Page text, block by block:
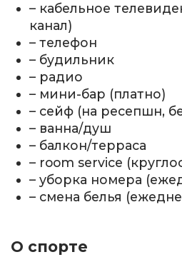
– кабельное
канал)
– телефон
– будильник
– радио
– мини-бар (платно)
– сейф (на ресепшн,
– ванна/душ
– балкон/терраса
– room service
– уборка номера
– смена белья
О спорте